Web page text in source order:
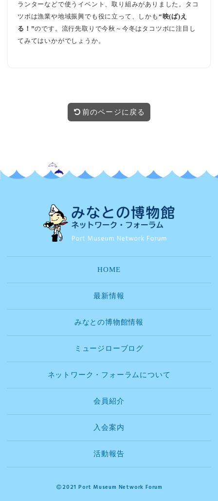
ランターなどで使うイベント、取り組みがありました。タコ
ツボは漁業や地域振興でも役に立って、しかも “映(ば)え
る！”のです。流行先取りで今秋～今冬はタコツボに注目し
てみてはいかがでしょうか。
前のページに戻る
HOME
最新情報
みなとの博物館情報
ミュージローブログ
ネットワーク・フォーラムについて
会員紹介
入会案内
活動報告
2021 Port Museum Network Forum